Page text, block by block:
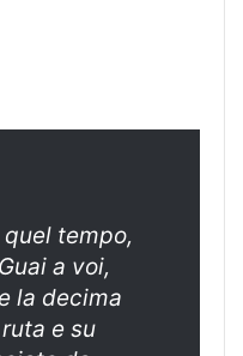
quel tempo,
a voi,
la decima
e su